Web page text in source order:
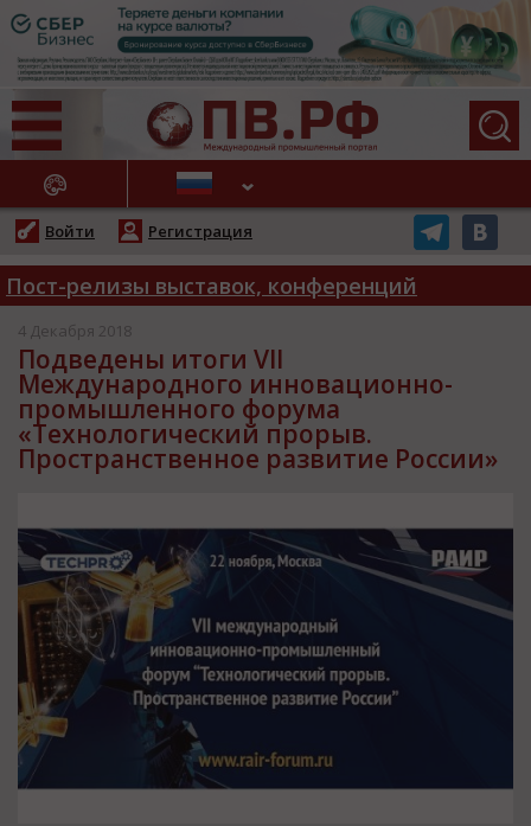
НОВОСТИ
Войти Регистрация
Пост-релизы выставок, конференций
4 Декабря 2018
Подведены итоги VII
Международного инновационно-
промышленного форума
«Технологический прорыв.
Пространственное развитие России»